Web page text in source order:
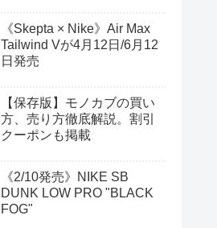
《Skepta × Nike》Air Max
Tailwind Vが4月12日/6月12
日発売
【保存版】モノカブの買い
方、売り方徹底解説。割引
クーポンも掲載
《2/10発売》NIKE SB
DUNK LOW PRO "BLACK
FOG"